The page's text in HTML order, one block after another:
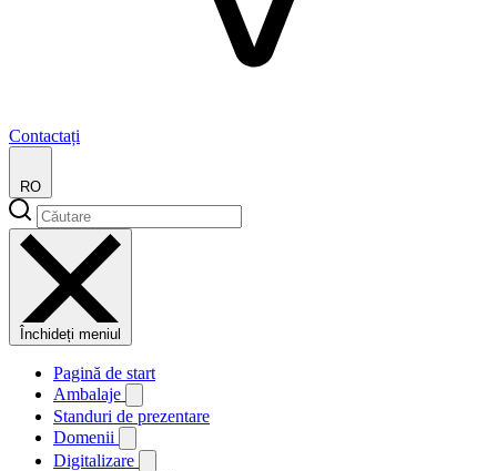
Contactați
RO
Închideți meniul
Pagină de start
Ambalaje
Standuri de prezentare
Domenii
Digitalizare